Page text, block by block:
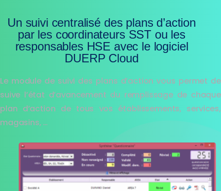
Un suivi centralisé des plans d’action
par les coordinateurs SST ou les
responsables HSE avec le logiciel
DUERP Cloud
Le module de suivi des plans d’action vous permet de
suive l’état d’avancement du remplissage de chaque
plan d’action de tous vos établissements, services,
magasins, …